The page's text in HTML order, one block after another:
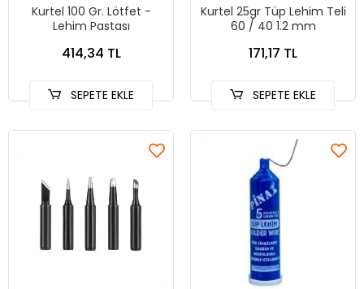
Kurtel 100 Gr. Lötfet -
Lehim Pastası
414,34 TL
SEPETE EKLE
Kurtel 25gr Tüp Lehim Teli
60 / 40 1.2 mm
171,17 TL
SEPETE EKLE